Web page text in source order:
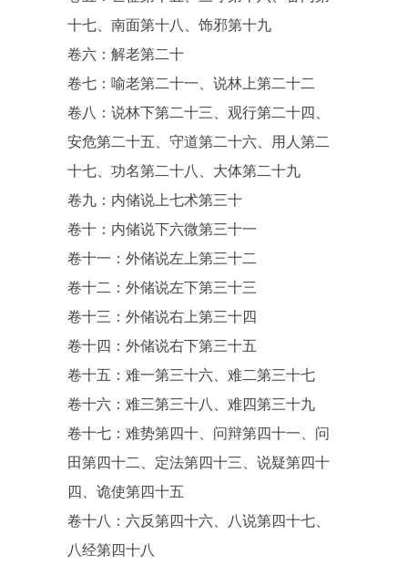
十七、南面第十八、饰邪第十九
卷六：解老第二十
卷七：喻老第二十一、说林上第二十二
卷八：说林下第二十三、观行第二十四、
安危第二十五、守道第二十六、用人第二
十七、功名第二十八、大体第二十九
卷九：内储说上七术第三十
卷十：内储说下六微第三十一
卷十一：外储说左上第三十二
卷十二：外储说左下第三十三
卷十三：外储说右上第三十四
卷十四：外储说右下第三十五
卷十五：难一第三十六、难二第三十七
卷十六：难三第三十八、难四第三十九
卷十七：难势第四十、问辩第四十一、问
田第四十二、定法第四十三、说疑第四十
四、诡使第四十五
卷十八：六反第四十六、八说第四十七、
八经第四十八